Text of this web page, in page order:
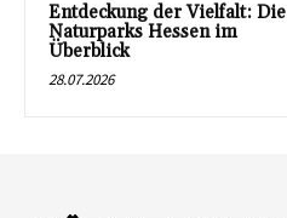
Entdeckung der Vielfalt: Die
Naturparks Hessen im
Überblick
28.07.2026